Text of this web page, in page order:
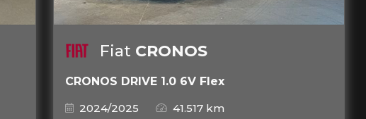
Fiat CRONOS
CRONOS DRIVE 1.0 6V Flex
2024/2025
41.517 km